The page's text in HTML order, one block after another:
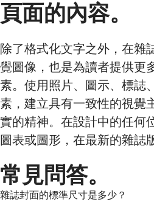
頁面的內容。
除了格式化文字之外，在雜
覺圖像，也是為讀者提供更
素。使用照片、圖示、標誌
素，建立具有一致性的視覺
實的精神。在設計中的任何
圖表或圖形，在最新的雜誌
常見問答。
雜誌封面的標準尺寸是多少？